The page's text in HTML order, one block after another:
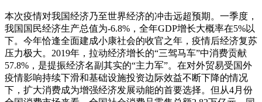
本次疫情对我国经济乃至世界经济的冲击远超预期。一季度，
我国国民经济生产总值为-6.8%，全年GDP增长大概率在5%以
下。今年恰逢全面建成小康社会的收官之年，疫情后经济复苏
压力极大。2019年，拉动经济增长的“三驾马车”中消费贡献
57.8%，是提振经济名副其实的“主力军”。在对外贸易受国外
疫情影响持续下滑和基础设施投资边际效益不断下降的情况
下，扩大消费成为增强经济发展动能的首要选择。但从4月份